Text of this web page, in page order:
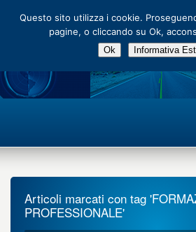
Articoli marcati con tag
PROFESSIONALE'
Questo sito utilizza i cookie.
pagine, o cliccando su Ok,
Ok Informativa